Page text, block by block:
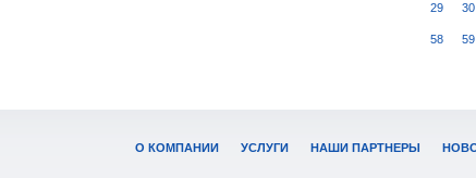
29 30
58 59
О КОМПАНИИ УСЛУГИ НАШИ ПАРТНЕРЫ